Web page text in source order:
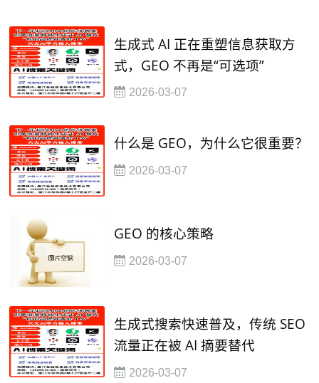
生成式 AI 正在重塑信息获取方
式，GEO 不再是“可选项”
2026-03-07
什么是 GEO，为什么它很重要？
2026-03-07
GEO 的核心策略
2026-03-07
生成式搜索快速普及，传统 SEO
流量正在被 AI 摘要替代
2026-03-07